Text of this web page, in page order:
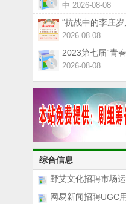
中 2026-08-08
“抗战中的李庄
2026-08-08
2023第七届“青
2026-08-08
综合信息
野艾文化招聘市场
网易新闻招聘UGC